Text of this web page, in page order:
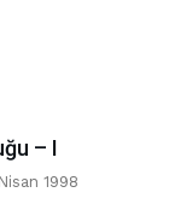
– I
1998